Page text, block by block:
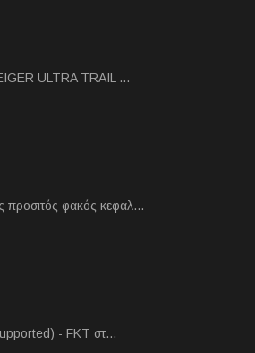
ULTRA TRAIL …
φακός κεφαλ…
- FKT στ…